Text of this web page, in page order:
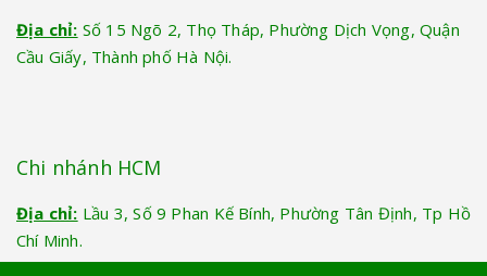
Địa chỉ: Số 15 Ngõ 2, Thọ Tháp, Phường Dịch Vọng, Quận
Cầu Giấy, Thành phố Hà Nội.
Chi nhánh HCM
Địa chỉ: Lầu 3, Số 9 Phan Kế Bính, Phường Tân Định, Tp Hồ
Chí Minh.